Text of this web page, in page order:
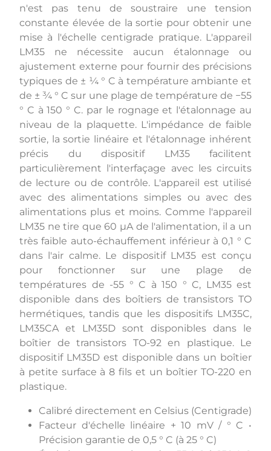
n'est pas tenu de soustraire une tension
constante élevée de la sortie pour obtenir une
mise à l'échelle centigrade pratique. L'appareil
LM35 ne nécessite aucun étalonnage ou
ajustement externe pour fournir des précisions
typiques de ± ¼ ° C à température ambiante et
de ± ¾ ° C sur une plage de température de −55
° C à 150 ° C. par le rognage et l'étalonnage au
niveau de la plaquette. L'impédance de faible
sortie, la sortie linéaire et l'étalonnage inhérent
précis du dispositif LM35 facilitent
particulièrement l'interfaçage avec les circuits
de lecture ou de contrôle. L'appareil est utilisé
avec des alimentations simples ou avec des
alimentations plus et moins. Comme l'appareil
LM35 ne tire que 60 µA de l'alimentation, il a un
très faible auto-échauffement inférieur à 0,1 ° C
dans l'air calme. Le dispositif LM35 est conçu
pour fonctionner sur une plage de
températures de -55 ° C à 150 ° C, LM35 est
disponible dans des boîtiers de transistors TO
hermétiques, tandis que les dispositifs LM35C,
LM35CA et LM35D sont disponibles dans le
boîtier de transistors TO-92 en plastique. Le
dispositif LM35D est disponible dans un boîtier
à petite surface à 8 fils et un boîtier TO-220 en
plastique.
Calibré directement en Celsius (Centigrade)
Facteur d'échelle linéaire + 10 mV / ° C •
Précision garantie de 0,5 ° C (à 25 ° C)